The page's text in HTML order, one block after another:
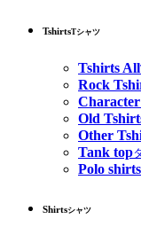
TshirtsTシャツ
Tshirts All
Rock
Old
Other
Tank top
Polo shirts
Shirtsシャツ